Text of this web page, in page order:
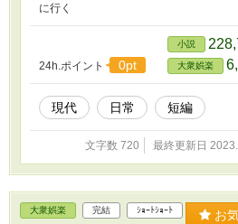
に行く
24h.ポイント 0pt
小説
大衆娯楽
現代 日常 短編
文字数 720 最終更新日
大衆娯楽 完結 ｼｮｰﾄｼｮｰﾄ お